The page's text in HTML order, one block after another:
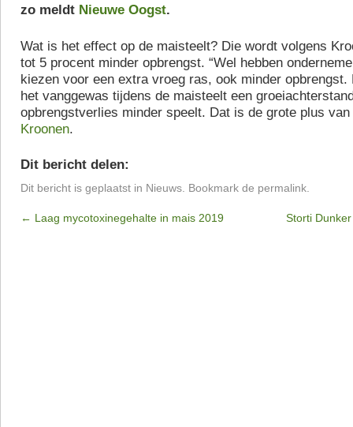
zo meldt Nieuwe Oogst.
Wat is het effect op de maisteelt? Die wordt volgens
tot 5 procent minder opbrengst. “Wel hebben
kiezen voor een extra vroeg ras, ook minder opbrengst.
het vanggewas tijdens de maisteelt een
opbrengstverlies minder speelt. Dat is de grote plus van
Kroonen.
Dit bericht delen:
Dit bericht is geplaatst in Nieuws . Bookmark de permalink
← Laag mycotoxinegehalte in mais 2019 Storti